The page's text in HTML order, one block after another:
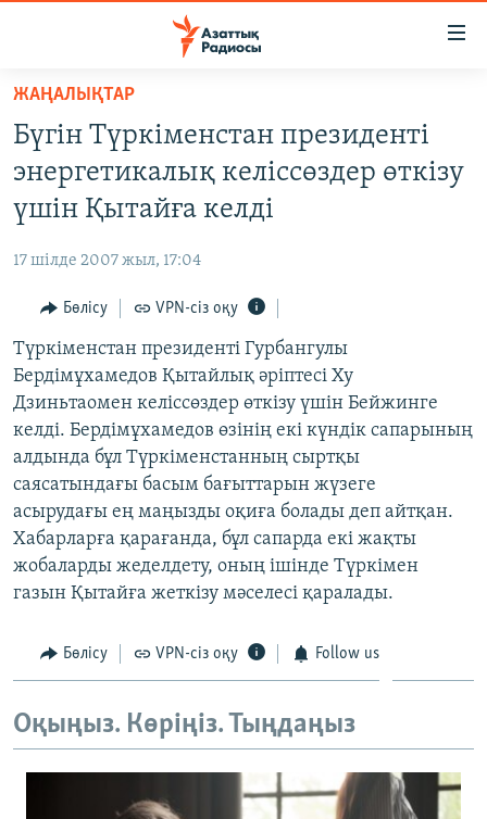
Skip
main
content
main
Search
САЯСАТ
AZATTYQTV
АДАМ ҚҰҚЫҚТАРЫ
ӘЛЕУМЕТ
ӘЛЕМ
АРНАЙЫ ЖОБАЛАР
ЖАЗЫЛЫҢЫЗ
Басқа тілдерде
ЖАҢАЛЫҚТАР
Бүгін Түркіменстан президенті
энергетикалық келіссөздер өткізу
үшін Қытайға келді
17 шілде 2007 жыл, 17:04
Бөлісу VPN-сіз оқу
Түркіменстан президенті Гурбангулы
Бердімұхамедов Қытайлық әріптесі Ху
Дзиньтаомен келіссөздер өткізу үшін Бейжинге
келді. Бердімұхамедов өзінің екі күндік сапарының
алдында бұл Түркіменстанның сыртқы
саясатындағы басым бағыттарын жүзеге
асырудағы ең маңызды оқиға болады деп айтқан.
Хабарларға қарағанда, бұл сапарда екі жақты
жобаларды жеделдету, оның ішінде Түркімен
газын Қытайға жеткізу мәселесі қаралады.
Бөлісу VPN-сіз оқу Follow us
Оқыңыз. Көріңіз. Тыңдаңыз